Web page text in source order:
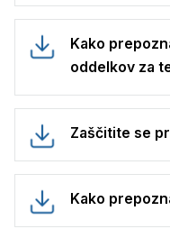
Kako
oddelkov za
Zaščitite se
Kako